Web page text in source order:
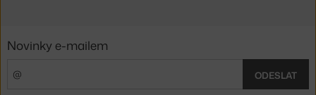
Novinky e-mailem
ODESLAT